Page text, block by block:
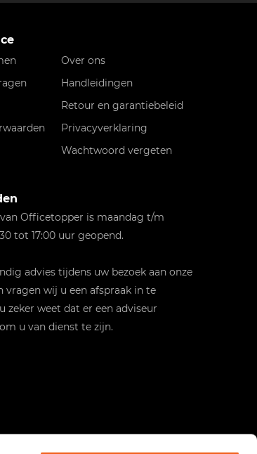
Over ons
Handleidingen
Retour en garantiebeleid
Privacyverklaring
Wachtwoord vergeten
Officetopper is maandag t/m
tot 17:00 uur geopend.
advies tijdens uw bezoek aan onze
vragen wij u een afspraak in te
zeker weet dat er een adviseur
u van dienst te zijn.